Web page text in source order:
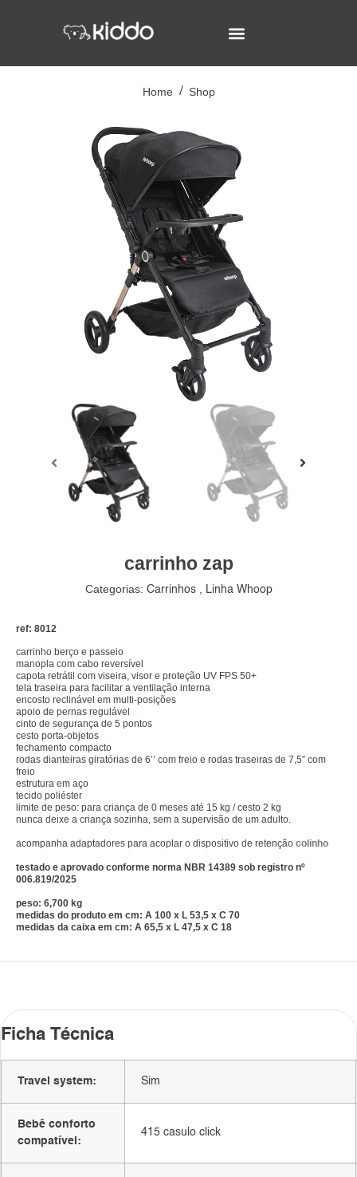
Home / Shop
carrinho zap
Categorias: Carrinhos, Linha Whoop
ref: 8012
carrinho berço e passeio
manopla com cabo reversível
capota retrátil com viseira, visor e proteção UV FPS 50+
tela traseira para facilitar a ventilação interna
encosto reclinável em multi-posições
apoio de pernas regulável
cinto de segurança de 5 pontos
cesto porta-objetos
fechamento compacto
rodas dianteiras giratórias de 6’’ com freio e rodas traseiras de 7,5” com
freio
estrutura em aço
tecido poliéster
limite de peso: para criança de 0 meses até 15 kg / cesto 2 kg
nunca deixe a criança sozinha, sem a supervisão de um adulto.
acompanha adaptadores para acoplar o dispositivo de retenção colinho
testado e aprovado conforme norma NBR 14389 sob registro nº
006.819/2025
peso: 6,700 kg
medidas do produto em cm: A 100 x L 53,5 x C 70
medidas da caixa em cm: A 65,5 x L 47,5 x C 18
Ficha Técnica
Travel system: Sim
Bebê conforto
compatível:
415 casulo click